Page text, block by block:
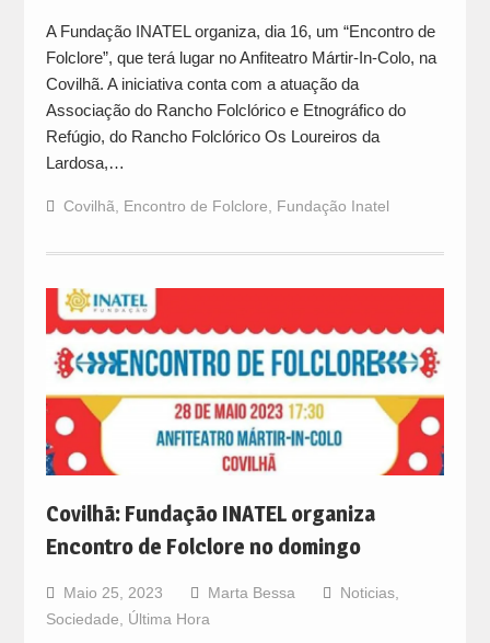
A Fundação INATEL organiza, dia 16, um “Encontro de
Folclore”, que terá lugar no Anfiteatro Mártir-In-Colo, na
Covilhã. A iniciativa conta com a atuação da
Associação do Rancho Folclórico e Etnográfico do
Refúgio, do Rancho Folclórico Os Loureiros da
Lardosa,…
Covilhã, Encontro de Folclore, Fundação Inatel
Covilhã: Fundação INATEL organiza
Encontro de Folclore no domingo
Maio 25, 2023 Marta Bessa Noticias,
Sociedade
Última Hora